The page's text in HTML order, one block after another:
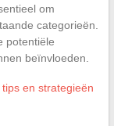
om
categorieën.
potentiële
beïnvloeden.
en strategieën